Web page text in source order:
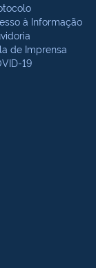
à Informação
de Imprensa
19